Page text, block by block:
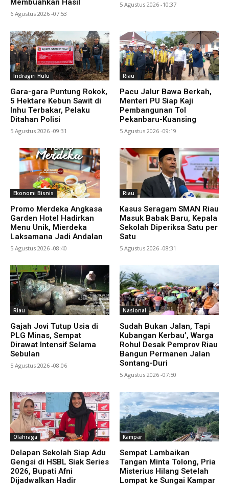
Membuahkan Hasil
6 Agustus 2026 -07:53
5 Agustus 2026 -10:37
Indragiri Hulu
Gara-gara Puntung Rokok,
5 Hektare Kebun Sawit di
Inhu Terbakar, Pelaku
Ditahan Polisi
5 Agustus 2026 -09:31
Riau
Pacu Jalur Bawa Berkah,
Menteri PU Siap Kaji
Pembangunan Tol
Pekanbaru-Kuansing
5 Agustus 2026 -09:19
Ekonomi Bisnis
Promo Merdeka Angkasa
Garden Hotel Hadirkan
Menu Unik, Mierdeka
Laksamana Jadi Andalan
5 Agustus 2026 -08:40
Riau
Kasus Seragam SMAN Riau
Masuk Babak Baru, Kepala
Sekolah Diperiksa Satu per
Satu
5 Agustus 2026 -08:31
Riau
Gajah Jovi Tutup Usia di
PLG Minas, Sempat
Dirawat Intensif Selama
Sebulan
5 Agustus 2026 -08:06
Nasional
Sudah Bukan Jalan, Tapi
Kubangan Kerbau’, Warga
Rohul Desak Pemprov Riau
Bangun Permanen Jalan
Sontang-Duri
5 Agustus 2026 -07:50
Olahraga
Delapan Sekolah Siap Adu
Gengsi di HSBL Siak Series
2026, Bupati Afni
Dijadwalkan Hadir
Kampar
Sempat Lambaikan
Tangan Minta Tolong, Pria
Misterius Hilang Setelah
Lompat ke Sungai Kampar